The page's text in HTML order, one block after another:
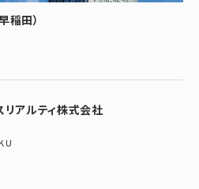
稲田）
リアルティ株式会社